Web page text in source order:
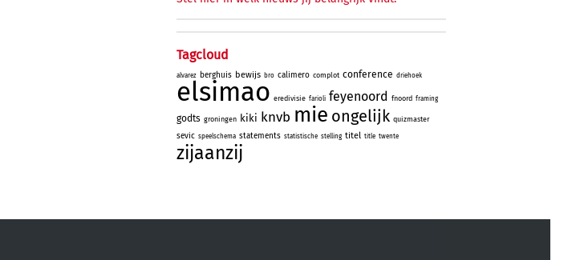
Tagcloud
alvarez berghuis bewijs bro calimero complot conference driehoek
elsimao eredivisie farioli feyenoord fnoord framing
godts groningen kiki knvb mie ongelijk quizmaster
sevic speelschema statements statistische stelling titel title twente
zijaanzij